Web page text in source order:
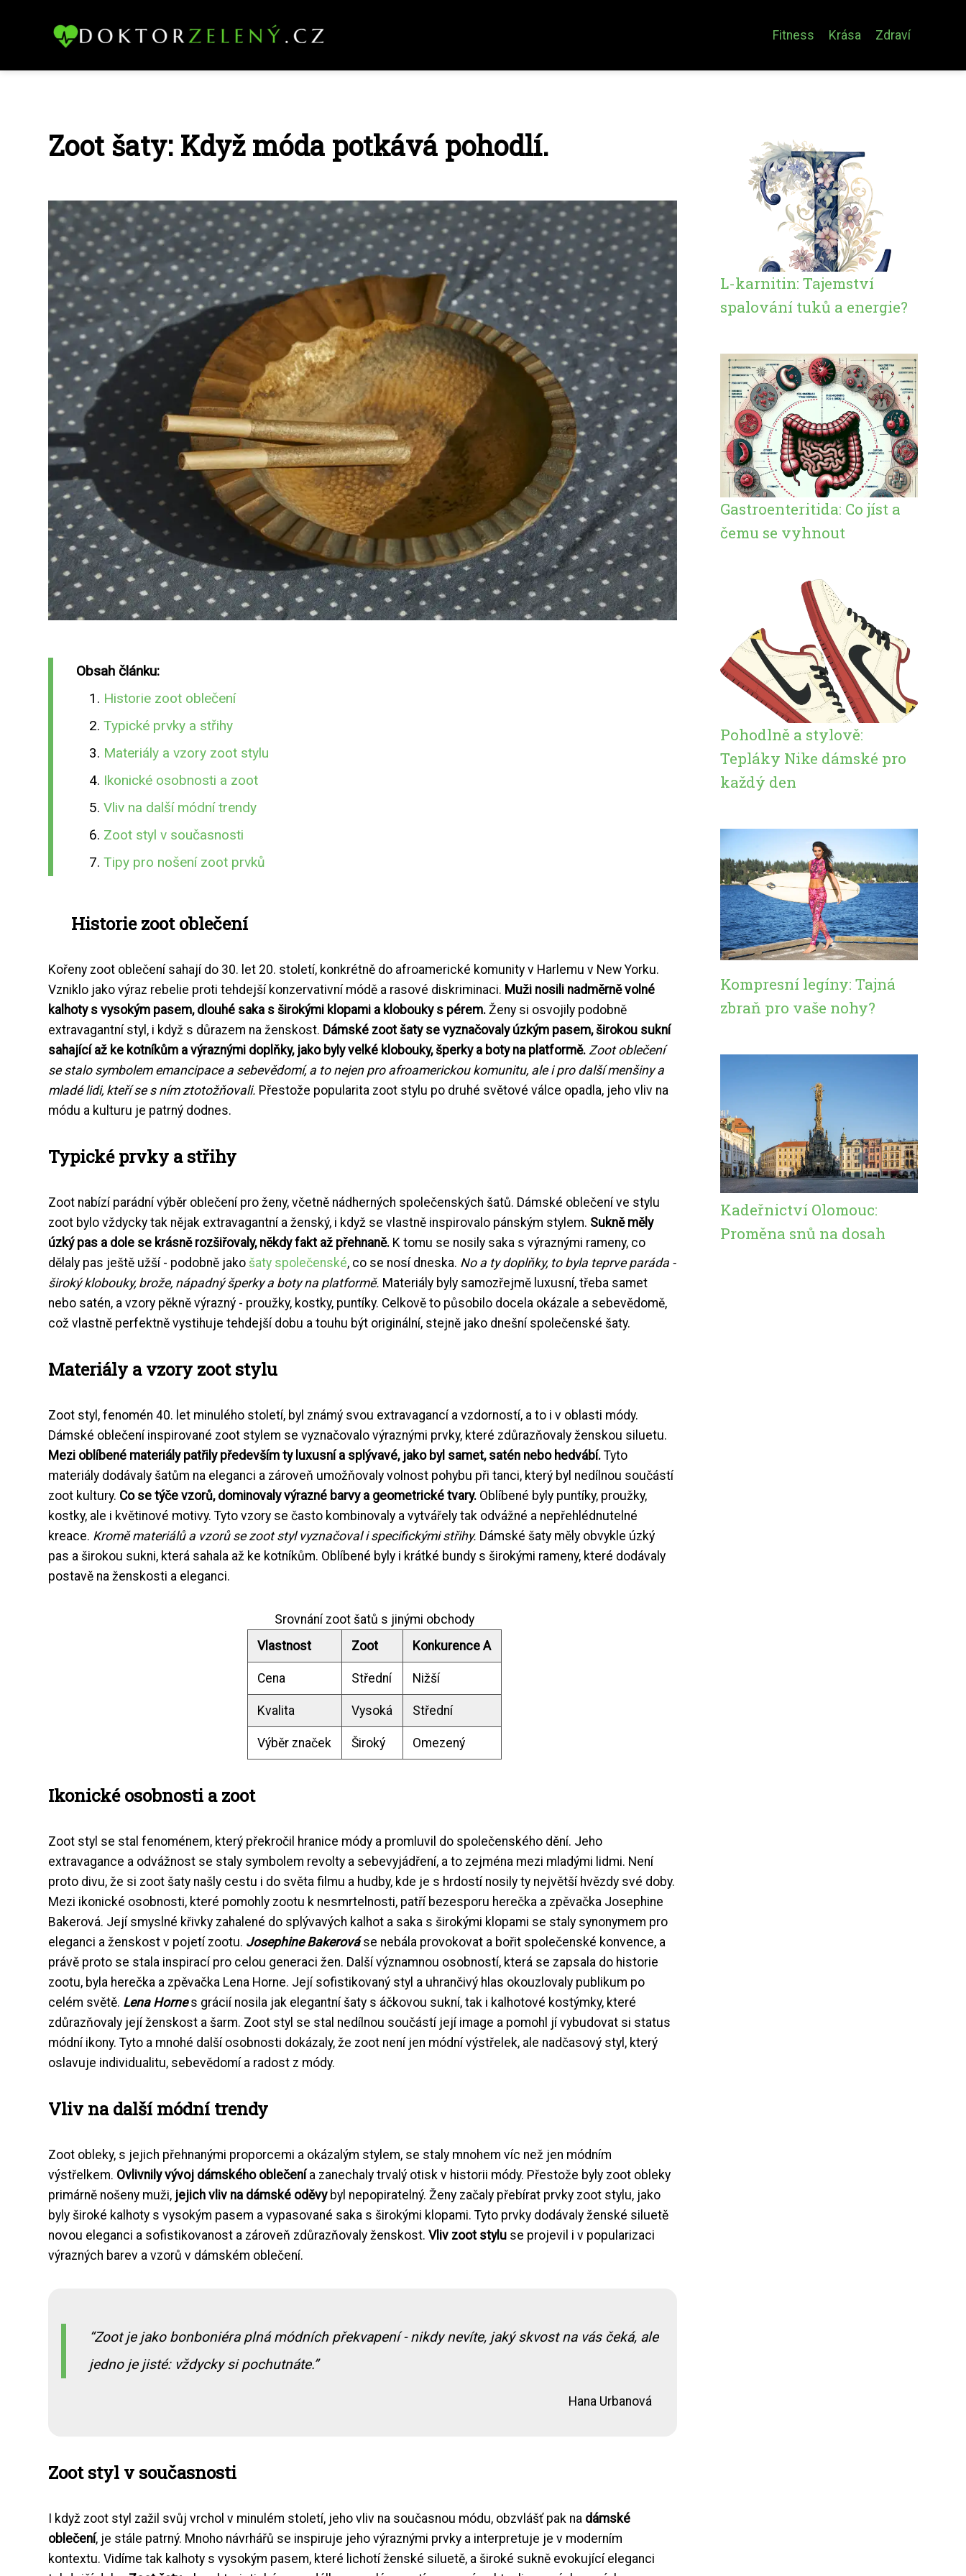
Fitness Krása Zdraví
Zoot šaty: Když móda potkává pohodlí.
Obsah článku:
Historie zoot oblečení
Typické prvky a střihy
Materiály a vzory zoot stylu
Ikonické osobnosti a zoot
Vliv na další módní trendy
Zoot styl v současnosti
Tipy pro nošení zoot prvků
Historie zoot oblečení
Kořeny zoot oblečení sahají do 30. let 20. století, konkrétně do afroamerické komunity v Harlemu v New Yorku.
Vzniklo jako výraz rebelie proti tehdejší konzervativní módě a rasové diskriminaci. Muži nosili nadměrně volné
kalhoty s vysokým pasem, dlouhé saka s širokými klopami a klobouky s pérem. Ženy si osvojily podobně
extravagantní styl, i když s důrazem na ženskost. Dámské zoot šaty se vyznačovaly úzkým pasem, širokou sukní
sahající až ke kotníkům a výraznými doplňky, jako byly velké klobouky, šperky a boty na platformě. Zoot oblečení
se stalo symbolem emancipace a sebevědomí, a to nejen pro afroamerickou komunitu, ale i pro další menšiny a
mladé lidi, kteří se s ním ztotožňovali. Přestože popularita zoot stylu po druhé světové válce opadla, jeho vliv na
módu a kulturu je patrný dodnes.
Typické prvky a střihy
Zoot nabízí parádní výběr oblečení pro ženy, včetně nádherných společenských šatů. Dámské oblečení ve stylu
zoot bylo vždycky tak nějak extravagantní a ženský, i když se vlastně inspirovalo pánským stylem. Sukně měly
úzký pas a dole se krásně rozšiřovaly, někdy fakt až přehnaně. K tomu se nosily saka s výraznými rameny, co
dělaly pas ještě užší - podobně jako šaty společenské, co se nosí dneska. No a ty doplňky, to byla teprve paráda -
široký klobouky, brože, nápadný šperky a boty na platformě. Materiály byly samozřejmě luxusní, třeba samet
nebo satén, a vzory pěkně výrazný - proužky, kostky, puntíky. Celkově to působilo docela okázale a sebevědomě,
což vlastně perfektně vystihuje tehdejší dobu a touhu být originální, stejně jako dnešní společenské šaty.
Materiály a vzory zoot stylu
Zoot styl, fenomén 40. let minulého století, byl známý svou extravagancí a vzdorností, a to i v oblasti módy.
Dámské oblečení inspirované zoot stylem se vyznačovalo výraznými prvky, které zdůrazňovaly ženskou siluetu.
Mezi oblíbené materiály patřily především ty luxusní a splývavé, jako byl samet, satén nebo hedvábí. Tyto
materiály dodávaly šatům na eleganci a zároveň umožňovaly volnost pohybu při tanci, který byl nedílnou součástí
zoot kultury. Co se týče vzorů, dominovaly výrazné barvy a geometrické tvary. Oblíbené byly puntíky, proužky,
kostky, ale i květinové motivy. Tyto vzory se často kombinovaly a vytvářely tak odvážné a nepřehlédnutelné
kreace. Kromě materiálů a vzorů se zoot styl vyznačoval i specifickými střihy. Dámské šaty měly obvykle úzký
pas a širokou sukni, která sahala až ke kotníkům. Oblíbené byly i krátké bundy s širokými rameny, které dodávaly
postavě na ženskosti a eleganci.
Srovnání zoot šatů s jinými obchody
Vlastnost
Zoot Konkurence A
Cena Střední Nižší
Kvalita Vysoká Střední
Výběr značek Široký Omezený
Ikonické osobnosti a zoot
Zoot styl se stal fenoménem, který překročil hranice módy a promluvil do společenského dění. Jeho
extravagance a odvážnost se staly symbolem revolty a sebevyjádření, a to zejména mezi mladými lidmi. Není
proto divu, že si zoot šaty našly cestu i do světa filmu a hudby, kde je s hrdostí nosily ty největší hvězdy své doby.
Mezi ikonické osobnosti, které pomohly zootu k nesmrtelnosti, patří bezesporu herečka a zpěvačka Josephine
Bakerová. Její smyslné křivky zahalené do splývavých kalhot a saka s širokými klopami se staly synonymem pro
eleganci a ženskost v pojetí zootu. Josephine Bakerováse nebála provokovat a bořit společenské konvence, a
právě proto se stala inspirací pro celou generaci žen. Další významnou osobností, která se zapsala do historie
zootu, byla herečka a zpěvačka Lena Horne. Její sofistikovaný styl a uhrančivý hlas okouzlovaly publikum po
celém světě. Lena Hornes grácií nosila jak elegantní šaty s áčkovou sukní, tak i kalhotové kostýmky, které
zdůrazňovaly její ženskost a šarm. Zoot styl se stal nedílnou součástí její image a pomohl jí vybudovat si status
módní ikony. Tyto a mnohé další osobnosti dokázaly, že zoot není jen módní výstřelek, ale nadčasový styl, který
oslavuje individualitu, sebevědomí a radost z módy.
Vliv na další módní trendy
Zoot obleky, s jejich přehnanými proporcemi a okázalým stylem, se staly mnohem víc než jen módním
výstřelkem. Ovlivnily vývoj dámského oblečenía zanechaly trvalý otisk v historii módy. Přestože byly zoot obleky
primárně nošeny muži, jejich vliv na dámské oděvybyl nepopiratelný. Ženy začaly přebírat prvky zoot stylu, jako
byly široké kalhoty s vysokým pasem a vypasované saka s širokými klopami. Tyto prvky dodávaly ženské siluetě
novou eleganci a sofistikovanost a zároveň zdůrazňovaly ženskost. Vliv zoot stylu se projevil i v popularizaci
výrazných barev a vzorů v dámském oblečení.
Zoot je jako bonboniéra plná módních překvapení - nikdy nevíte, jaký skvost na vás čeká, ale
jedno je jisté: vždycky si pochutnáte.
Hana Urbanová
Zoot styl v současnosti
I když zoot styl zažil svůj vrchol v minulém století, jeho vliv na současnou módu, obzvlášť pak na dámské
oblečení, je stále patrný. Mnoho návrhářů se inspiruje jeho výraznými prvky a interpretuje je v moderním
kontextu. Vidíme tak kalhoty s vysokým pasem, které lichotí ženské siluetě, a široké sukně evokující eleganci
L-karnitin: Tajemství
spalování tuků a energie?
Gastroenteritida: Co jíst a
čemu se vyhnout
Pohodlně a stylově:
Tepláky Nike dámské pro
každý den
Kompresní legíny: Tajná
zbraň pro vaše nohy?
Kadeřnictví Olomouc:
Proměna snů na dosah